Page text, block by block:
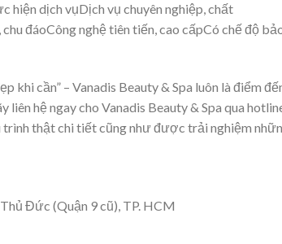
hiện dịch vụDịch vụ chuyên nghiệp, chất
đáoCông nghệ tiên tiến, cao cấpCó chế độ
khi cần” – Vanadis Beauty & Spa luôn là điểm
hệ ngay cho Vanadis Beauty & Spa qua
thật chi tiết cũng như được trải nghiệm
Đức (Quận 9 cũ), TP. HCM